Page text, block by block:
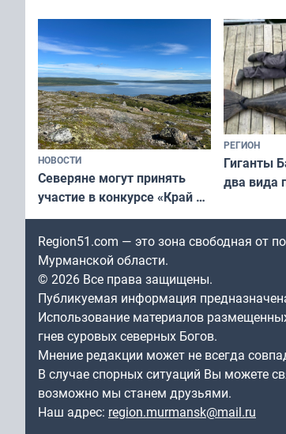
короткометражном фильме
НОВОСТИ
Северяне могут принять
участие в конкурсе «Край у
северной границы: фотогид
по Печенгскому округу»
РЕГИОН
Гиганты
два вида
Region51.com — это зона свободная от
Мурманской области.
© 2026 Все права защищены.
Публикуемая информация
Использование материалов
гнев суровых северных Богов.
Мнение редакции может не всегда
В случае спорных ситуаций Вы можете
возможно мы станем друзьями.
Наш адрес: region.murmansk@mail.ru